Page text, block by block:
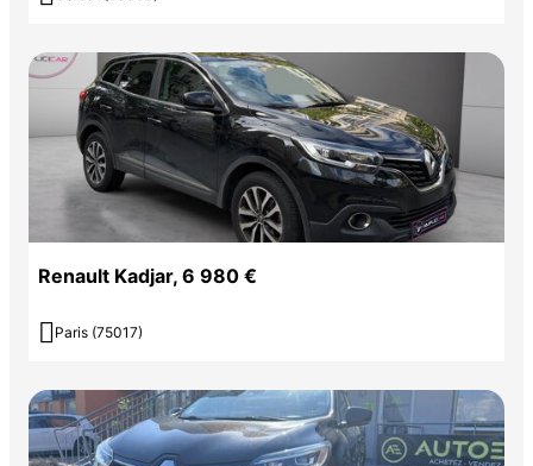
Renault Kadjar, 6 980 €
 Paris (75017)